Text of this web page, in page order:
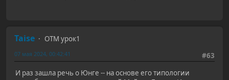
Taise
ОТМ урок1
#63
07 мая 2024, 00:42:41
И раз зашла речь о Юнге -- на основе его типологии